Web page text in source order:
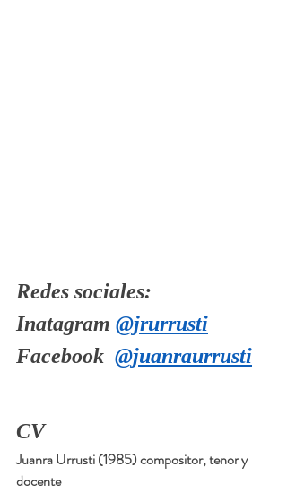
Redes sociales:
Inatagram @jrurrusti
Facebook @juanraurrusti
CV
Juanra Urrusti (1985) compositor, tenor y
docente